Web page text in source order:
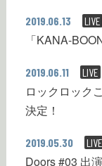
2019.06.13 LIVE
「KANA-
2019.06.11 LIVE
ロックロック
決定！
2019.05.30 LIVE
Doors #03 出